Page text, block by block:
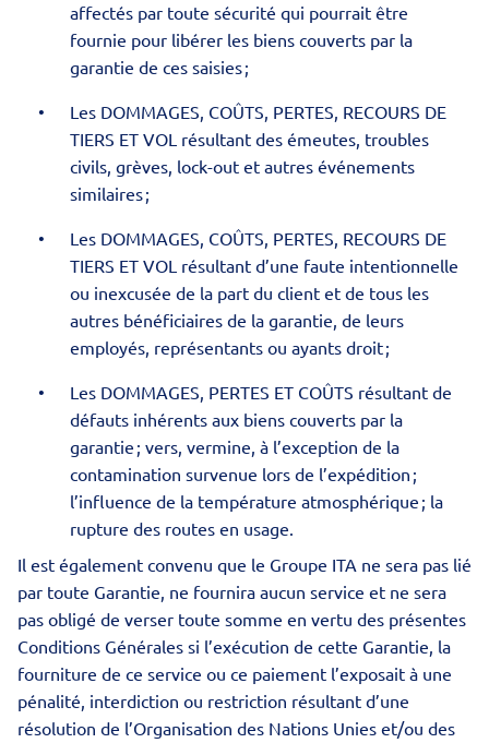
affectés par toute sécurité qui pourrait être
fournie pour libérer les biens couverts par la
garantie de ces saisies ;
Les DOMMAGES, COÛTS, PERTES, RECOURS DE
TIERS ET VOL résultant des émeutes, troubles
civils, grèves, lock-out et autres événements
similaires ;
Les DOMMAGES, COÛTS, PERTES, RECOURS DE
TIERS ET VOL résultant d’une faute intentionnelle
ou inexcusée de la part du client et de tous les
autres bénéficiaires de la garantie, de leurs
employés, représentants ou ayants droit ;
Les DOMMAGES, PERTES ET COÛTS résultant de
défauts inhérents aux biens couverts par la
garantie ; vers, vermine, à l’exception de la
contamination survenue lors de l’expédition ;
l’influence de la température atmosphérique ; la
rupture des routes en usage.
Il est également convenu que le Groupe ITA ne sera pas lié
par toute Garantie, ne fournira aucun service et ne sera
pas obligé de verser toute somme en vertu des présentes
Conditions Générales si l’exécution de cette Garantie, la
fourniture de ce service ou ce paiement l’exposait à une
pénalité, interdiction ou restriction résultant d’une
résolution de l’Organisation des Nations Unies et/ou des